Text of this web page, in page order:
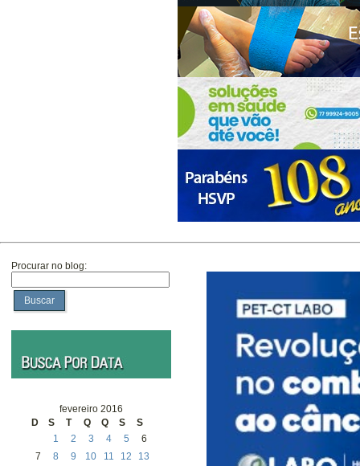
Procurar no blog:
Buscar
fevereiro 2016
D
S T Q Q S
S
1
2 3 4 5
6
7
8 9 10 11 12
13